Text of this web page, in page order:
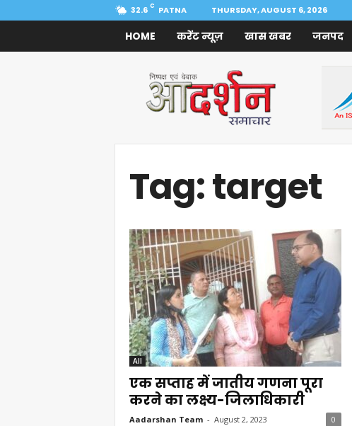
32.6 C PATNA THURSDAY, AUGUST 6, 2026
HOME करेंट न्यूज़ खास खबर जनपद
Samachar
Tag: target
All
एक सप्ताह में जातीय गणना पूरा
करने का लक्ष्य-जिलाधिकारी
Aadarshan Team - August 2, 2023 0